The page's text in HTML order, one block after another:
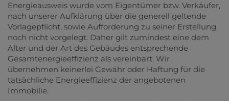
Energieausweis wurde vom Eigentümer bzw. Verkäufer,
nach unserer Aufklärung über die generell geltende
Vorlagepflicht, sowie Aufforderung zu seiner Erstellung
noch nicht vorgelegt. Daher gilt zumindest eine dem
Alter und der Art des Gebäudes entsprechende
Gesamtenergieeffizienz als vereinbart. Wir
übernehmen keinerlei Gewähr oder Haftung für die
tatsächliche Energieeffizienz der angebotenen
Immobilie.